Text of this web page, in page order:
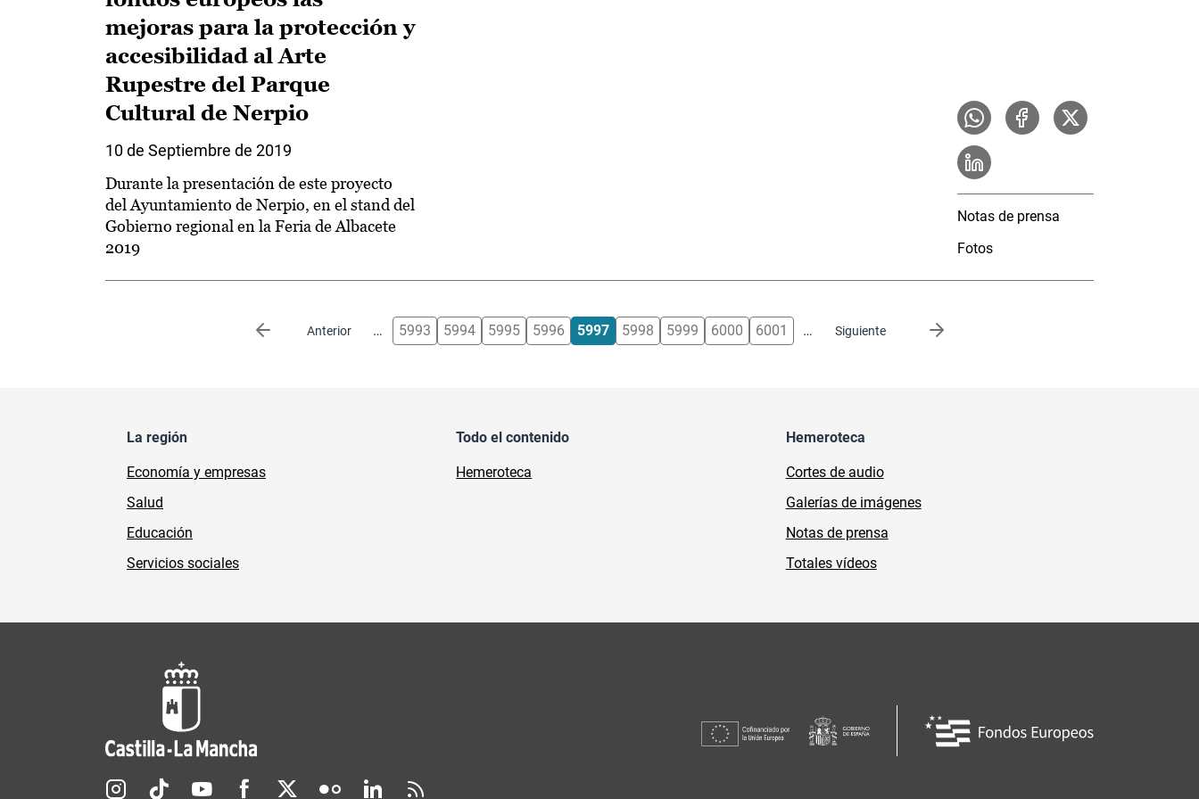
mejoras para la protección y
accesibilidad al Arte
Rupestre del Parque
Cultural de Nerpio
10 de Septiembre de 2019
Durante la presentación de este proyecto
del Ayuntamiento de Nerpio, en el stand del
Gobierno regional en la Feria de Albacete
2019
Notas de prensa
Fotos
Anterior
Página anterior … 5993 5994 5995 5996 5997 5998 5999 6000 6001 … Siguiente
Siguiente página
La región
Economía y empresas
Salud
Educación
Servicios sociales
Todo el contenido
Hemeroteca
Hemeroteca
Cortes de audio
Galerías de imágenes
Notas de prensa
Totales vídeos
Redes sociales JCCM